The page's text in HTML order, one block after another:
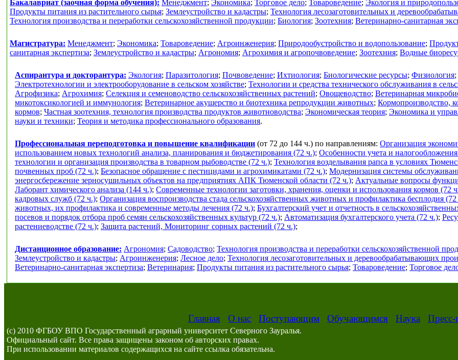
Бакалавриат (заочная форма обучения): Менеджмент; Экономика; Торговое дело; Товароведение; Экология и
Продукты питания из растительного сырья; Землеустройство и кадастры; Технология лесозаготовительных и
Технология производства и переработки сельскохозяйственной продукции; Биология; Зоотехния; Ветеринарно-санитарная
Магистратура: Менеджмент; Экономика; Товароведение; Агроинженерия; Природообустройство и водопользование;
санитарная экспертиза; Землеустройство и кадастры; Агрономия; Агрохимия и агропочвоведение; Зоотехния; Водные
Аспирантура и докторантура: Экология; Паразитология; Почвоведение; Ихтиология; Биологические ресурсы; Физиология;
Электротехнологии и электрооборудование в сельском хозяйстве; Технологии и средства технического обслуживания в
Агрофизика; Агрохимия; Селекция и семеноводство сельскохозяйственных растений; Овощеводство; Ветеринарная
микотоксикологией и иммунология; Ветеринарное акушерство и биотехника репродукции животных; Кормопроизводство,
кормов; Частная зоотехния, технология производства продуктов животноводства; Экономическая теория; Экономика и
науки и техники; Теория и методика профессионального образования.
Профессиональная переподготовка и повышение квалификации (от 72 до 144 ч.) по направлениям: Организация
использованием новых технологий анализа, планирования и бюджетирования (72 ч.); Особенности учета и
технологии и организация производства в товарном рыбоводстве (72 ч.); Технология возделывания рапса в условиях
почвенных проб (72 ч.); Безопасное обращение с пестицидами и агрохимикатами (72 ч.); Модернизация системы
энергосбережение зерносушильных объектов на предприятиях АПК Тюменской области (72 ч.); Актуальные вопросы
Лаборант химического анализа (144 ч.); Современные технологии заготовки, хранения, оценки и использования кормов (72
кадровых служб (72 ч.); Организация воспроизводства стада сельскохозяйственных животных и профилактика бесплодия
животных, их профилактика и современные методы лечения (72 ч.); Бухгалтерский учет и отчетность в
посевов и порядок отбора проб семян сельскохозяйственных культур (72 ч.); Автоматизация бухгалтерского учета (72 ч.);
растениеводстве (72 ч.); Защита растений, Мониторинг сорных растений (72 ч.);
Дистанционное образование: Агрономия; Садоводство; Технология производства и переработки сельскохозяйственной
Землеустройство и кадастры; Агроинженерия; Лесное дело; Технология лесозаготовительных и деревообрабатывающих
Ветеринарно-санитарная экспертиза; Ветеринария; Продукты питания из растительного сырья; Товароведение; Торговое
Главная О нас Поступающим Обучающимся Наука Пресс-
(c) 2010 ФГБОУ ВПО Государственный аграрный университет Северного Зауралья.
Официальный сайт. Все права защищены законом об авторских правах.
При использовании материалов содержащихся на сайте ссылка обязательна.